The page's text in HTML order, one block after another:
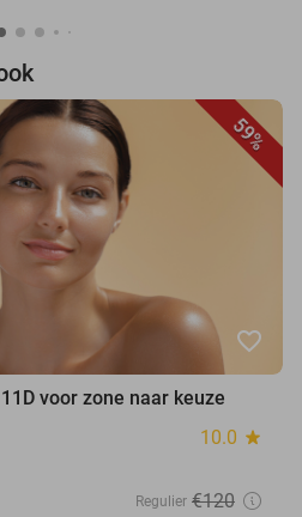
59%
favorite_border
voor zone naar keuze
10.0 star
Regulier €120